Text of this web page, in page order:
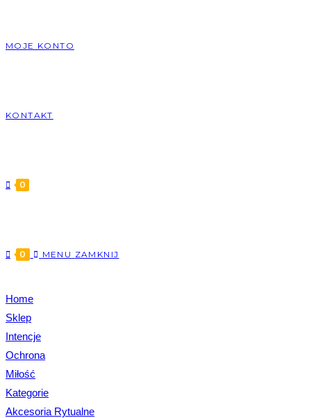
MOJE KONTO
KONTAKT
0
0 MENU ZAMKNIJ
Home
Sklep
Intencje
Ochrona
Miłość
Kategorie
Akcesoria Rytualne